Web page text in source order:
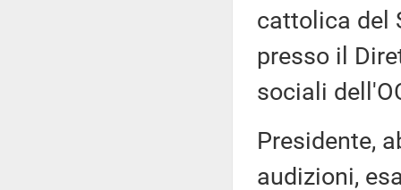
cattolica del
presso il
sociali
Presidente,
audizioni,